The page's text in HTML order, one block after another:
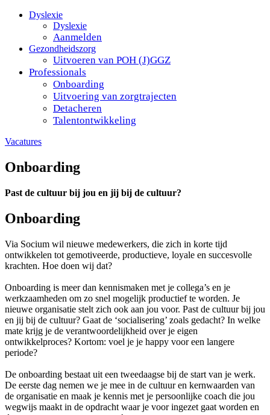
Dyslexie
Dyslexie
Aanmelden
Gezondheidszorg
Uitvoeren van POH (J)GGZ
Professionals
Onboarding
Uitvoering van zorgtrajecten
Detacheren
Talentontwikkeling
Vacatures
Onboarding
Past de cultuur bij jou en jij bij de cultuur?
Onboarding
Via Socium wil nieuwe medewerkers, die zich in korte tijd
ontwikkelen tot gemotiveerde, productieve, loyale en succesvolle
krachten. Hoe doen wij dat?
Onboarding is meer dan kennismaken met je collega’s en je
werkzaamheden om zo snel mogelijk productief te worden. Je
nieuwe organisatie stelt zich ook aan jou voor. Past de cultuur bij jou
en jij bij de cultuur? Gaat de ‘socialisering’ zoals gedacht? In welke
mate krijg je de verantwoordelijkheid over je eigen
ontwikkelproces? Kortom: voel je je happy voor een langere
periode?
De onboarding bestaat uit een tweedaagse bij de start van je werk.
De eerste dag nemen we je mee in de cultuur en kernwaarden van
de organisatie en maak je kennis met je persoonlijke coach die jou
wegwijs maakt in de opdracht waar je voor ingezet gaat worden en